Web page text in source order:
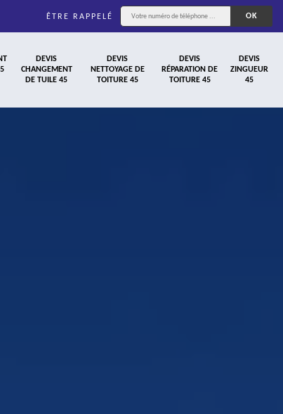
ÊTRE RAPPELÉ
DEVIS
CHANGEMENT
DE TUILE 45
DEVIS
NETTOYAGE DE
TOITURE 45
DEVIS
RÉPARATION DE
TOITURE 45
DEVIS
ZINGUEUR
45